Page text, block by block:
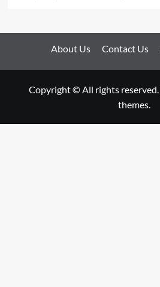
About Us Contact Us
Copyright © All rights reserved.
themes.